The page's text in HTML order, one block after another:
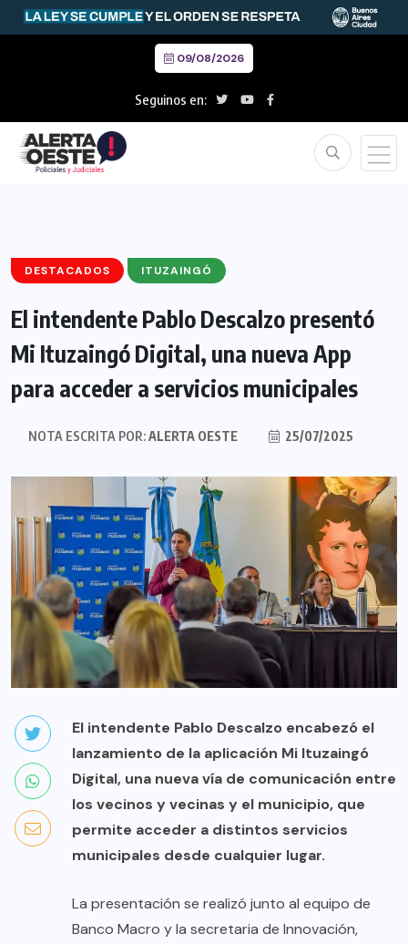
09/08/2026
Seguinos en:
DESTACADOS ITUZAINGÓ
El intendente Pablo Descalzo presentó
Mi Ituzaingó Digital, una nueva App
para acceder a servicios municipales
NOTA ESCRITA POR:ALERTA OESTE 25/07/2025
El intendente Pablo Descalzo encabezó el
lanzamiento de la aplicación Mi Ituzaingó
Digital, una nueva vía de comunicación entre
los vecinos y vecinas y el municipio, que
permite acceder a distintos servicios
municipales desde cualquier lugar.
La presentación se realizó junto al equipo de
Banco Macro y la secretaria de Innovación,